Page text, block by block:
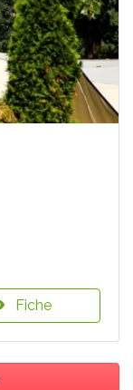
Fiche